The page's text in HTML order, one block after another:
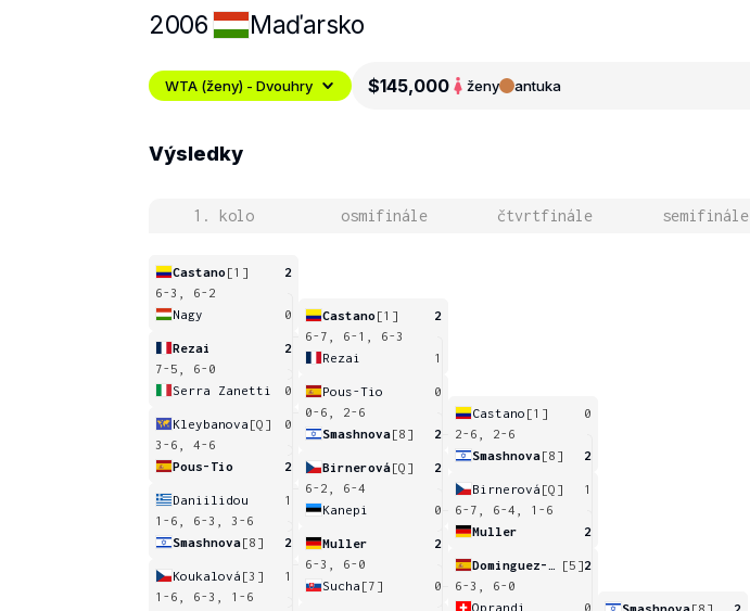
2006 Maďarsko
WTA (ženy) - Dvouhry $145,000 ženy antuka
Výsledky
1. kolo osmifinále čtvrtfinále semifinále
Castano [1]
2
6-3, 6-2
Nagy
0
Rezai
2
7-5, 6-0
Serra Zanetti
0
Kleybanova [Q]
0
3-6, 4-6
Pous-Tio
2
Daniilidou
1
1-6, 6-3, 3-6
Smashnova[8] 2
Koukalová [3]
1
1-6, 6-3, 1-6
Castano [1]
2
6-7, 6-1, 6-3
Rezai
1
Pous-Tio
0
0-6, 2-6
Smashnova[8] 2
Birnerová[Q]
2
6-2, 6-4
Kanepi
0
Muller
2
6-3, 6-0
Sucha [7] 0
Castano [1]
0
2-6, 2-6
Smashnova[8] 2
Birnerová [Q]
1
6-7, 6-4, 1-6
Muller
2
[5]2
6-3, 6-0
Oprandi
0